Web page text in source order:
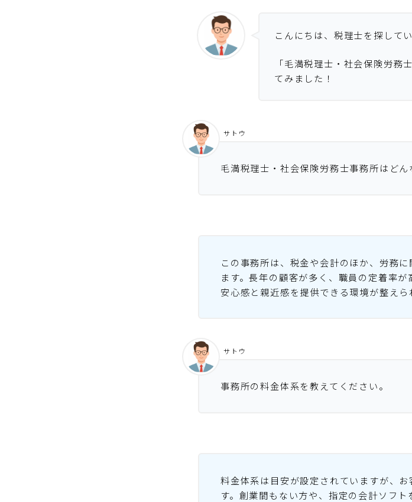
こんにちは、税理士を探して
「毛満税理士・社会保険労務
てみました！
毛満税理士・社会保険労務士事務所はどん
サトウ
この事務所は、税金や会計のほか、労務
ます。長年の顧客が多く、職員の定着率が
安心感と親近感を提供できる環境が整えら
事務所の料金体系を教えてください。
サトウ
料金体系は目安が設定されていますが、
す。創業間もない方や、指定の会計ソフト